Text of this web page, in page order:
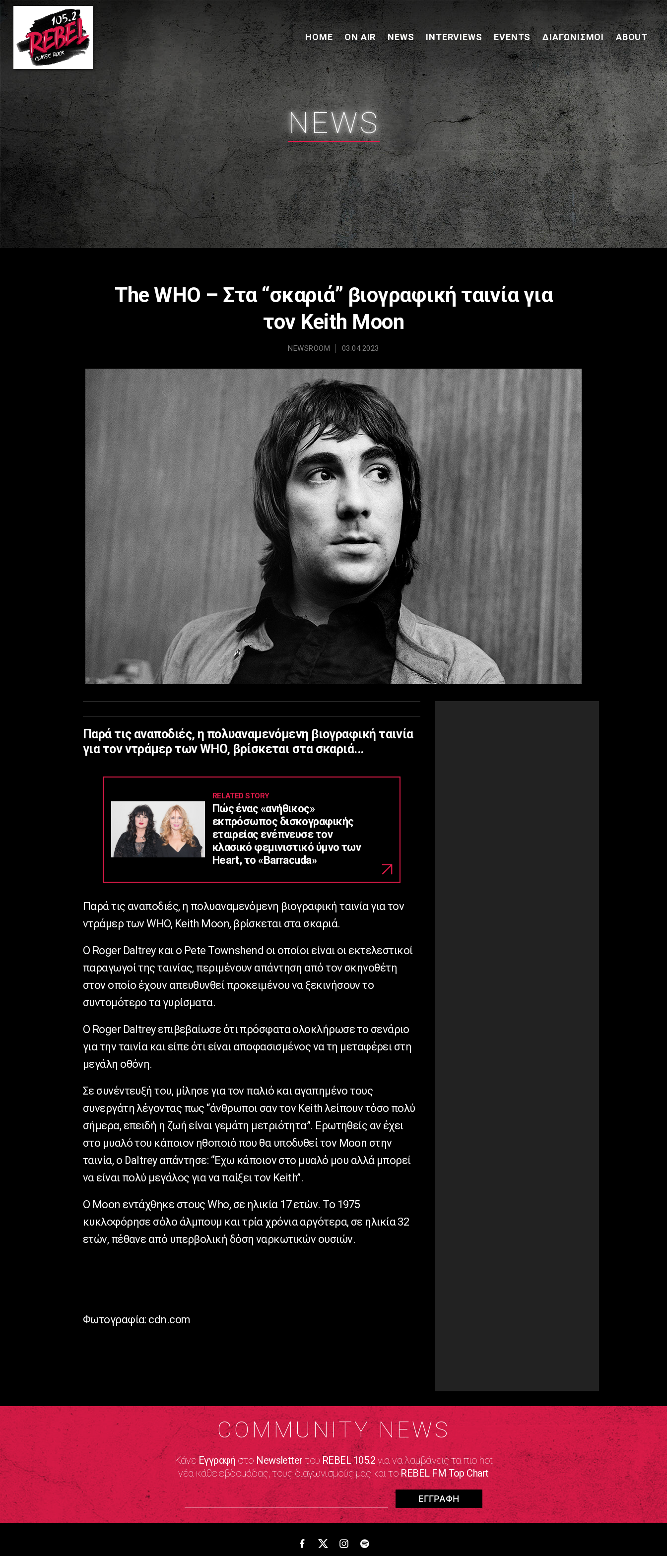
HOME ON AIR NEWS INTERVIEWS EVENTS ΔΙΑΓΩΝΙΣΜΟΊ ABOUT
NEWS
Τhe WHO – Στα “σκαριά” βιογραφική ταινία για
τον Keith Moon
NEWSROOM 03.04.2023
Παρά τις αναποδιές, η πολυαναμενόμενη βιογραφική ταινία
για τον ντράμερ των WHO, βρίσκεται στα σκαριά...
RELATED STORY
Πώς ένας «ανήθικος»
εκπρόσωπος δισκογραφικής
εταιρείας ενέπνευσε τον
κλασικό φεμινιστικό ύμνο των
Heart, το «Barracuda»
Παρά τις αναποδιές, η πολυαναμενόμενη βιογραφική ταινία για τον
ντράμερ των WHO, Keith Moon, βρίσκεται στα σκαριά.
Ο Roger Daltrey και ο Pete Townshend οι οποίοι είναι οι εκτελεστικοί
παραγωγοί της ταινίας, περιμένουν απάντηση από τον σκηνοθέτη
στον οποίο έχουν απευθυνθεί προκειμένου να ξεκινήσουν το
συντομότερο τα γυρίσματα.
Ο Roger Daltrey επιβεβαίωσε ότι πρόσφατα ολοκλήρωσε το σενάριο
για την ταινία και είπε ότι είναι αποφασισμένος να τη μεταφέρει στη
μεγάλη οθόνη.
Σε συνέντευξή του, μίλησε για τον παλιό και αγαπημένο τους
συνεργάτη λέγοντας πως “άνθρωποι σαν τον Keith λείπουν τόσο πολύ
σήμερα, επειδή η ζωή είναι γεμάτη μετριότητα”. Ερωτηθείς αν έχει
στο μυαλό του κάποιον ηθοποιό που θα υποδυθεί τον Moon στην
ταινία, ο Daltrey απάντησε: “Έχω κάποιον στο μυαλό μου αλλά μπορεί
να είναι πολύ μεγάλος για να παίξει τον Keith”.
Ο Μοοn εντάχθηκε στους Who, σε ηλικία 17 ετών. Το 1975
κυκλοφόρησε σόλο άλμπουμ και τρία χρόνια αργότερα, σε ηλικία 32
ετών, πέθανε από υπερβολική δόση ναρκωτικών ουσιών.
Φωτογραφία: cdn.com
COMMUNITY NEWS
ΚάνεΕγγραφή στο Newsletter τουREBEL 105.2 για να λαμβάνεις τα πιο hot
νέα κάθε εβδομάδας, τους διαγωνισμούς μας και τοREBEL FM Top Chart